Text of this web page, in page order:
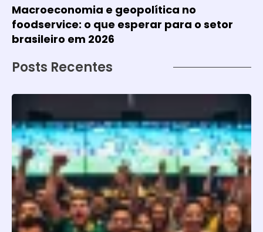
Macroeconomia e geopolítica no
foodservice: o que esperar para o setor
brasileiro em 2026
Posts Recentes